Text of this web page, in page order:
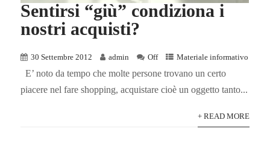
Sentirsi “giù” condiziona i
nostri acquisti?
30 Settembre 2012 admin Off Materiale informativo
E’ noto da tempo che molte persone trovano un certo
piacere nel fare shopping, acquistare cioè un oggetto tanto...
+ READ MORE